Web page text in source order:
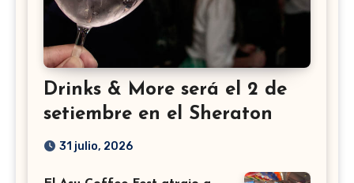
Drinks & More será el 2 de
setiembre en el Sheraton
31 julio, 2026